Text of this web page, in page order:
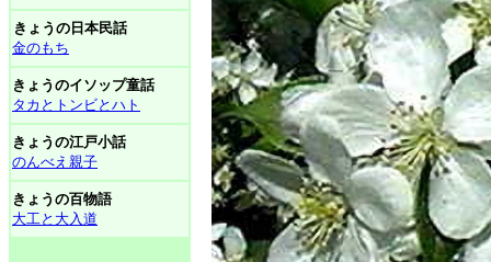
きょうの日本民話
金のもち
きょうのイソップ童話
タカとトンビとハト
きょうの江戸小話
のんべえ親子
きょうの百物語
大工と大入道